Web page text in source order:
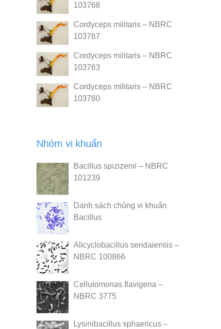
103768
Cordyceps militaris – NBRC
103767
Cordyceps militaris – NBRC
103763
Cordyceps militaris – NBRC
103760
Nhóm vi khuẩn
Bacillus spizizenii – NBRC
101239
Danh sách chủng vi khuẩn
Bacillus
Alicyclobacillus sendaiensis –
NBRC 100866
Cellulomonas flavigena –
NBRC 3775
Lysinibacillus sphaericus –